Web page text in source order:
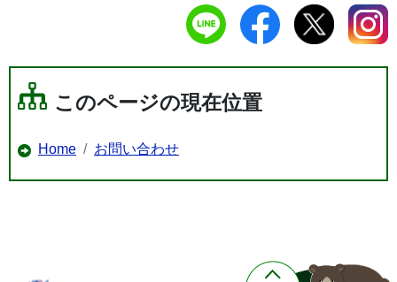
このページの現在位置
Home お問い合わせ